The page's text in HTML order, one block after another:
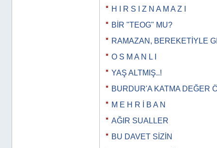
H I R S I Z N A M A Z I
BİR "TEOG" MU?
RAMAZAN, BEREKETİYLE
O S M A N L I
YAŞ ALTMIŞ..!
BURDUR'A KATMA DEĞER
M E H R İ B A N
AĞIR SUALLER
BU DAVET SİZİN